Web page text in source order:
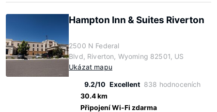
Hampton Inn & Suites Riverton
2500 N Federal
Blvd, Riverton, Wyoming 82501, US
Ukázat mapu
9.2/10 Excellent 838 hodnoceních
30.4 km
Připojení Wi-Fi zdarma